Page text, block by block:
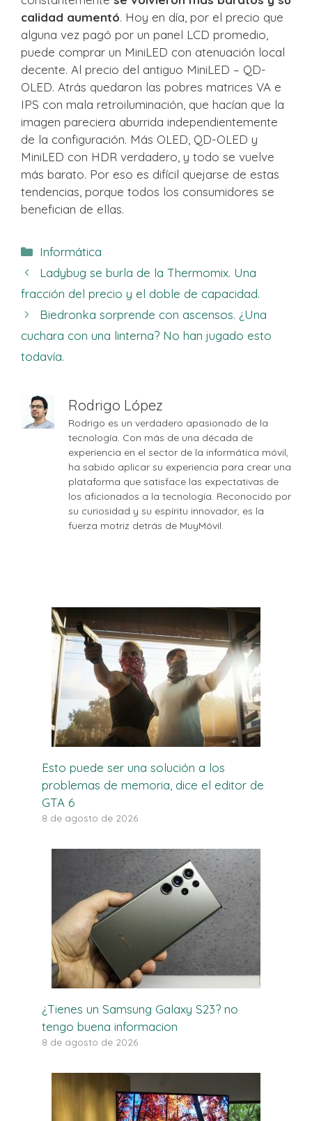
calidad aumentó. Hoy en día, por el precio que
alguna vez pagó por un panel LCD promedio,
puede comprar un MiniLED con atenuación local
decente. Al precio del antiguo MiniLED – QD-
OLED. Atrás quedaron las pobres matrices VA e
IPS con mala retroiluminación, que hacían que la
imagen pareciera aburrida independientemente
de la configuración. Más OLED, QD-OLED y
MiniLED con HDR verdadero, y todo se vuelve
más barato. Por eso es difícil quejarse de estas
tendencias, porque todos los consumidores se
benefician de ellas.
Categorías
Informática
Ladybug se burla de la Thermomix. Una
fracción del precio y el doble de capacidad.
Biedronka sorprende con ascensos. ¿Una
cuchara con una linterna? No han jugado esto
todavía.
Rodrigo López
Rodrigo es un verdadero apasionado de la
tecnología. Con más de una década de
experiencia en el sector de la informática móvil,
ha sabido aplicar su experiencia para crear una
plataforma que satisface las expectativas de
los aficionados a la tecnología. Reconocido por
su curiosidad y su espíritu innovador, es la
fuerza motriz detrás de MuyMóvil.
Esto puede ser una solución a los
problemas de memoria, dice el editor de
GTA 6
8 de agosto de 2026
¿Tienes un Samsung Galaxy S23? no
tengo buena informacion
8 de agosto de 2026